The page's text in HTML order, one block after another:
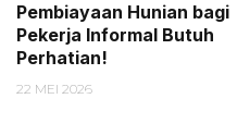
Pembiayaan Hunian bagi
Pekerja Informal Butuh
Perhatian!
22 MEI 2026